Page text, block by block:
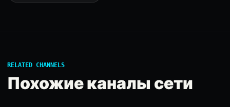
RELATED CHANNELS
Похожие каналы сети